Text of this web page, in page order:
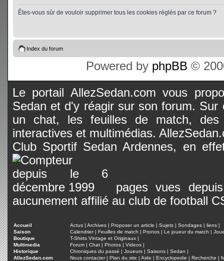
Êtes-vous sûr de vouloir supprimer tous les cookies réglés par ce forum ?
Index du forum
Powered by phpBB ©
Le portail AllezSedan.com vous
Sedan et d'y réagir sur son forum.
un chat, les feuilles de match, des
interactives et multimédias.
Club Sportif Sedan Ardennes, en
pages vues
aucunement affilié au club de football
Accueil Actus | Archives | Proposer un article | Sujets | Sondages | liens |
Saison
Calendrier| Feuilles de match | Pronos | Le joueur du match |
Boutique
T-Shirts Vintage et Originaux |
Multimedia
Forum | Chat | Photos | Videos |
Historique
Chroniques du passé | Joueurs | Saisons | Sedan |
AllezSedan.com
Nous contacter| Plan du site | Aide | Encyclopedie | Recherche |